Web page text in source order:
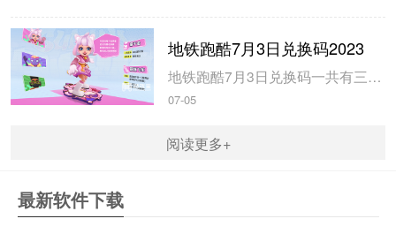
地铁跑酷7月3日兑换码2023
地铁跑酷7月3日兑换码一共有三个，玩家使用以后即可获得大量的钥匙和金币，米葫芦小编带来地铁跑酷7月3日兑换码2023，一起来看看吧。地铁跑酷7月3日兑换码20231、兑换码：FANBOOK地铁社区七十万人福利2、兑换码：FANBOOK7服十万人福利3、兑换码：FANBOOK地铁跑酷二十万人福4、玩...
07-05
阅读更多+
最新软件下载